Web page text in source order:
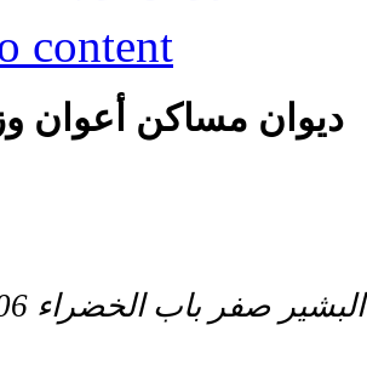
content
ديوان مساكن أعوان
البشير صفر باب الخضراء